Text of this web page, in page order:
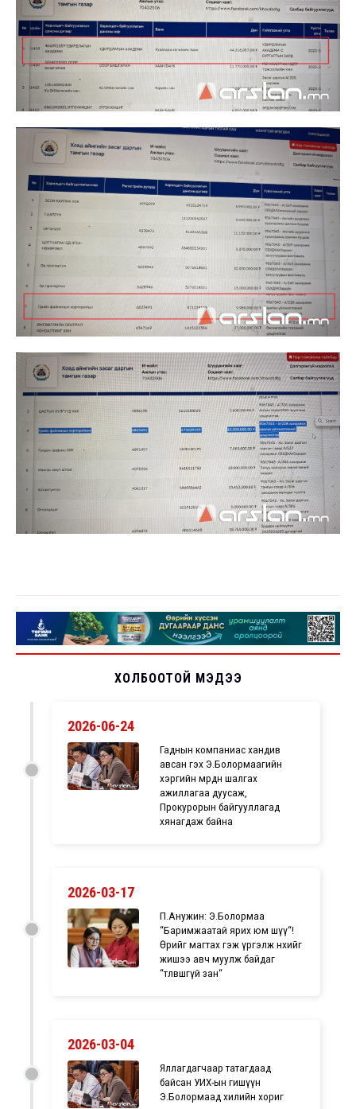
ХОЛБООТОЙ МЭДЭЭ
2026-06-24
Гаднын компаниас хандив
авсан гэх Э.Болормаагийн
хэргийн мөрдөн шалгах
ажиллагаа дуусаж,
Прокурорын байгууллагад
хянагдаж байна
2026-03-17
П.Анужин: Э.Болормаа
“Баримжаатай ярих юм шүү“!
Өрийгөө магтах гэж үргэлж өнөөхийг
жишээ авч муулж байдаг
“төлөвшөөгүй зан“
2026-03-04
Яллагдагчаар татагдаад
байсан УИХ-ын гишүүн
Э.Болормаад хилийн хориг